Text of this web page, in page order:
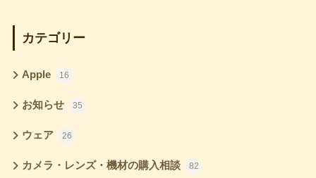
カテゴリー
Apple 16
お知らせ 35
ウェア 26
カメラ・レンズ・機材の購入相談 82